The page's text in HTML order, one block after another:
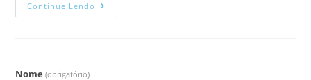
Continue Lendo
Nome (obrigatório)